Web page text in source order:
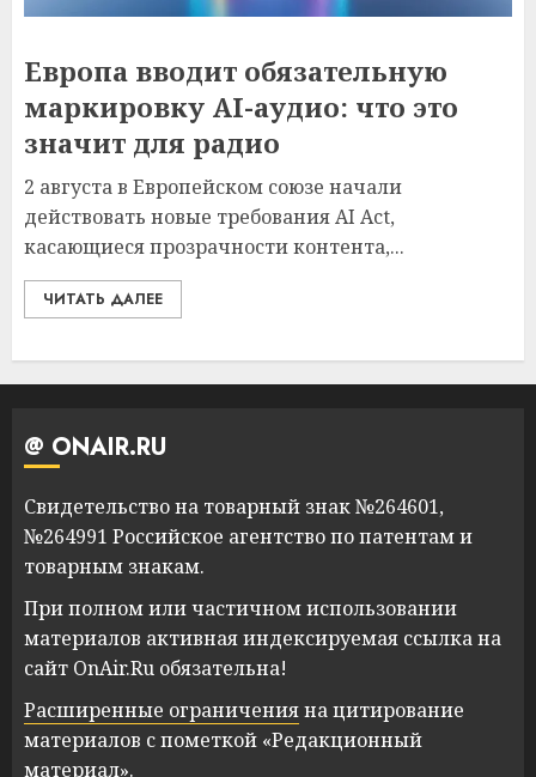
Европа вводит обязательную
маркировку AI-аудио: что это
значит для радио
2 августа в Европейском союзе начали
действовать новые требования AI Act,
касающиеся прозрачности контента,...
ЧИТАТЬ ДАЛЕЕ
@ ONAIR.RU
Свидетельство на товарный знак №264601,
№264991 Российское агентство по патентам и
товарным знакам.
При полном или частичном использовании
материалов активная индексируемая ссылка на
сайт OnAir.Ru обязательна!
Расширенные ограниченияна цитирование
материалов с пометкой «Редакционный
материал».